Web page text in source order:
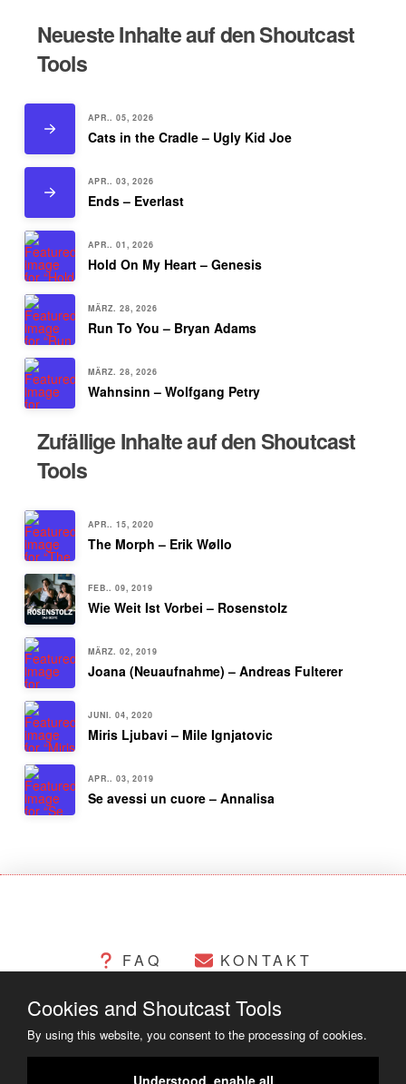
Neueste Inhalte auf den Shoutcast
Tools
APR.. 05, 2026
Cats in the Cradle – Ugly Kid Joe
APR.. 03, 2026
Ends – Everlast
APR.. 01, 2026
Hold On My Heart – Genesis
MÄRZ. 28, 2026
Run To You – Bryan Adams
MÄRZ. 28, 2026
Wahnsinn – Wolfgang Petry
Zufällige Inhalte auf den Shoutcast
Tools
APR.. 15, 2020
The Morph – Erik Wøllo
FEB.. 09, 2019
Wie Weit Ist Vorbei – Rosenstolz
MÄRZ. 02, 2019
Joana (Neuaufnahme) – Andreas Fulterer
JUNI. 04, 2020
Miris Ljubavi – Mile Ignjatovic
APR.. 03, 2019
Se avessi un cuore – Annalisa
FAQ KONTAKT
CHANGELOG COOKIES
Cookies and Shoutcast Tools
By using this website, you consent to the processing of cookies.
Understood, enable all